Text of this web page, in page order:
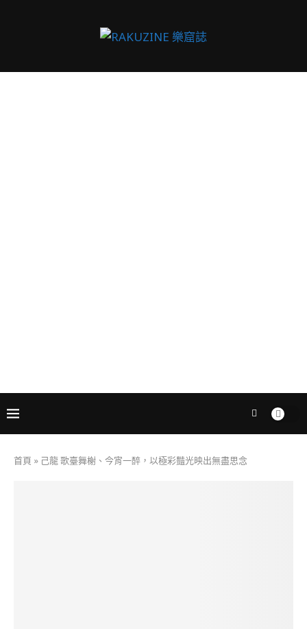
首頁 » 己龍 歌臺舞榭、今宵一醉，以極彩豔光映出無盡思念